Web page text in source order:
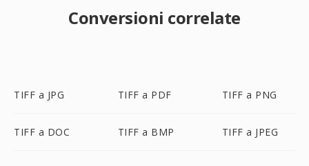
Conversioni correlate
TIFF a JPG TIFF a PDF TIFF a PNG
TIFF a DOC TIFF a BMP TIFF a JPEG